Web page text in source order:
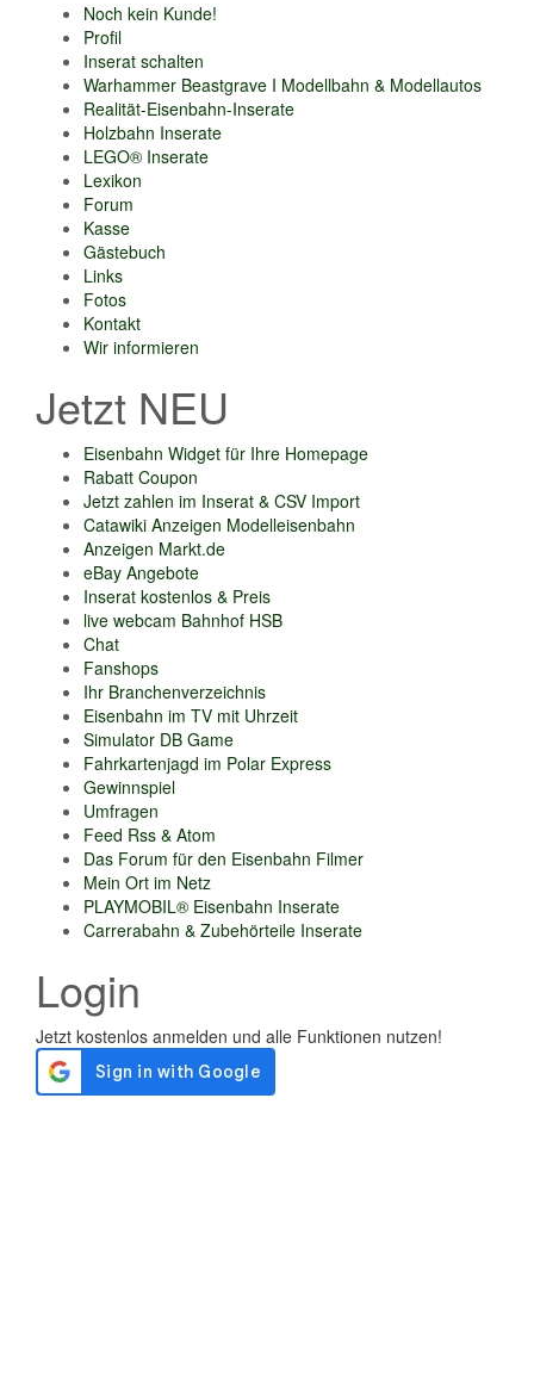
Noch kein Kunde!
Profil
Inserat schalten
Warhammer Beastgrave I Modellbahn & Modellautos
Realität-Eisenbahn-Inserate
Holzbahn Inserate
LEGO® Inserate
Lexikon
Forum
Kasse
Gästebuch
Links
Fotos
Kontakt
Wir informieren
Jetzt NEU
Eisenbahn Widget für Ihre Homepage
Rabatt Coupon
Jetzt zahlen im Inserat & CSV Import
Catawiki Anzeigen Modelleisenbahn
Anzeigen Markt.de
eBay Angebote
Inserat kostenlos & Preis
live webcam Bahnhof HSB
Chat
Fanshops
Ihr Branchenverzeichnis
Eisenbahn im TV mit Uhrzeit
Simulator DB Game
Fahrkartenjagd im Polar Express
Gewinnspiel
Umfragen
Feed Rss & Atom
Das Forum für den Eisenbahn Filmer
Mein Ort im Netz
PLAYMOBIL® Eisenbahn Inserate
Carrerabahn & Zubehörteile Inserate
Login